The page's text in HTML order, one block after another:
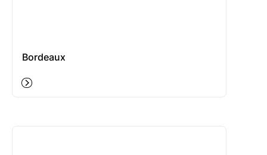
Bordeaux